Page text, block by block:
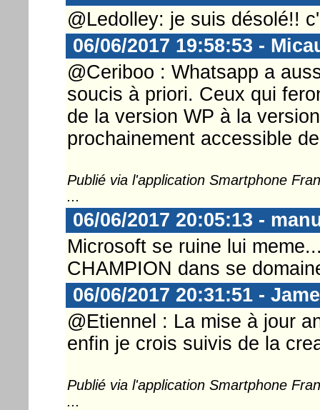
@Ledolley: je suis désolé!!
06/06/2017 19:58:53 -
@Ceriboo : Whatsapp a
soucis à priori. Ceux qui
de la version WP à la
prochainement accessible
Publié via l'application Smartphone
...
06/06/2017 20:05:13 -
Microsoft se ruine lui
CHAMPION dans se
06/06/2017 20:31:51 -
@Etiennel : La mise à jour
enfin je crois suivis de la
Publié via l'application Smartphone
...